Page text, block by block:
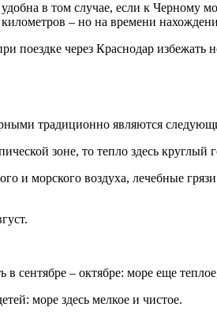
в том случае, если к Черному
– но на времени
через Краснодар избежать
традиционно являются
зоне, то тепло здесь круглый
и морского воздуха, лечебные
сентябре – октябре: море еще
море здесь мелкое и чистое.